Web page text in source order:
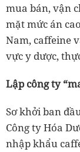
mua bán, vận
mặt mức án
Nam, caffeine
vực y dược,
Lập công ty
Sơ khởi ban
Công ty Hóa
nhập khẩu